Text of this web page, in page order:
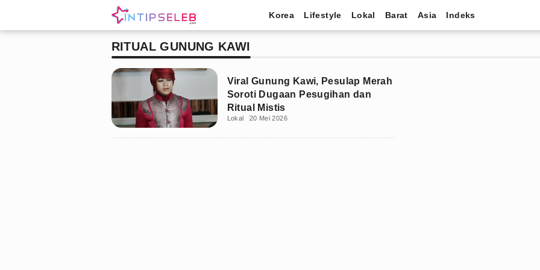
Korea Lifestyle Lokal Barat Asia Indeks
RITUAL GUNUNG KAWI
Viral Gunung Kawi, Pesulap Merah
Soroti Dugaan Pesugihan dan
Ritual Mistis
Lokal 20 Mei 2026